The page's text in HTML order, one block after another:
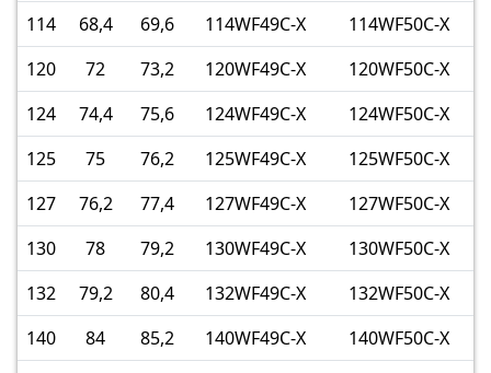
114
68,4 69,6 114WF49C-X
114WF50C-X
120
72 73,2 120WF49C-X
120WF50C-X
124
74,4 75,6 124WF49C-X
124WF50C-X
125
75 76,2 125WF49C-X
125WF50C-X
127
76,2 77,4 127WF49C-X
127WF50C-X
130
78 79,2 130WF49C-X
130WF50C-X
132
79,2 80,4 132WF49C-X
132WF50C-X
140
84 85,2 140WF49C-X
140WF50C-X